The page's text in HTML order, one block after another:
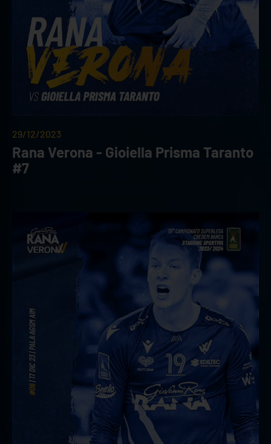
29/12/2023
Rana Verona - Gioiella Prisma Taranto
#7